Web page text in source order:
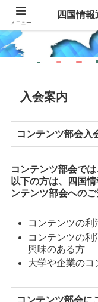
四国情報
入会案内
コンテンツ部会入
コンテンツ部会で
以下の方は、
四国
ンテンツ部会への
コンテンツの
コンテンツの利
興味のある方
大学や企業のコ
コンテンツ部会に
メニュー
四国情